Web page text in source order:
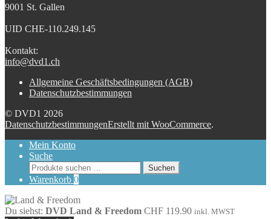
9001 St. Gallen
UID CHE-110.249.145
Kontakt:
info@dvd1.ch
Allgemeine Geschäftsbedingungen (AGB)
Datenschutzbestimmungen
© DVD1 2026
DatenschutzbestimmungenErstellt mit WooCommerce.
Mein Konto
Suche
Suchen
nach:
Suchen
Warenkorb 0
Du siehst: DVD Land & Freedom CHF 119.90 inkl. MWST